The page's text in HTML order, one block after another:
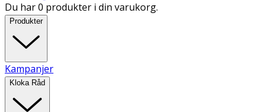
Du har 0 produkter i din varukorg.
Produkter
Kampanjer
Kloka Råd